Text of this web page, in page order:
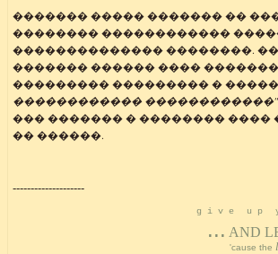
������� ����� ������� ��
�������� ������������
�������������� ��������.
������� ������ ����
��������� ��������� �
������������ ������������"
��� ������� � �������� ����
�� ������.
--------------------
g i v e u p
... AND
'cause the